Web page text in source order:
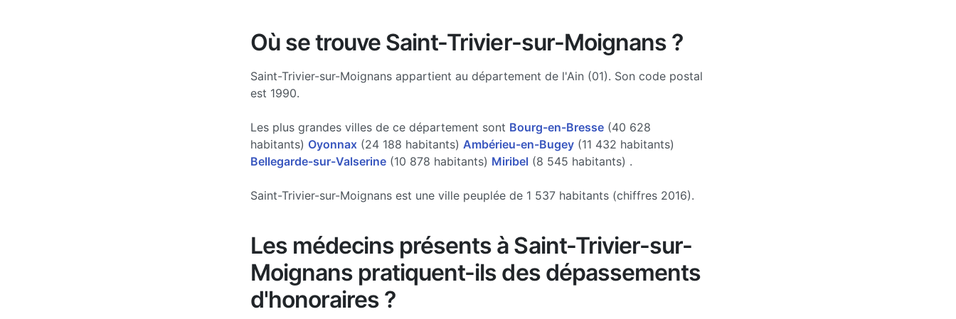
Où se trouve Saint-Trivier-sur-Moignans ?
Saint-Trivier-sur-Moignans appartient au département de l'Ain (01). Son code postal
est 1990.
Les plus grandes villes de ce département sont Bourg-en-Bresse(40 628
habitants) Oyonnax(24 188 habitants) Ambérieu-en-Bugey(11 432 habitants)
Bellegarde-sur-Valserine(10 878 habitants) Miribel (8 545 habitants) .
Saint-Trivier-sur-Moignans est une ville peuplée de 1 537 habitants (chiffres 2016).
Les médecins présents à Saint-Trivier-sur-
Moignans pratiquent-ils des dépassements
d'honoraires ?